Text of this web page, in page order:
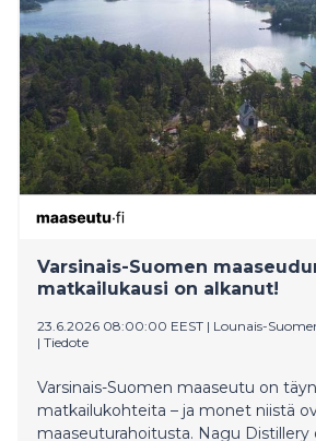
Varsinais-Suomen
matkailukausi on alkanut!
23.6.2026 08:00:00 EEST | Lounais-
| Tiedote
Varsinais-Suomen maaseutu on
matkailukohteita – ja monet niistä
maaseuturahoitusta. Nagu Distillery